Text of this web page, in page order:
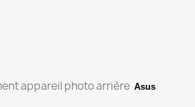
appareil photo arrière Asus